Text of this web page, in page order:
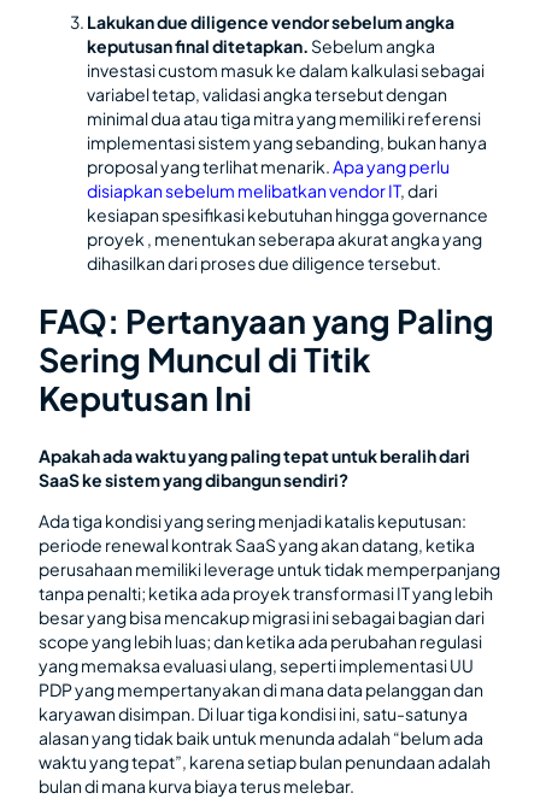
Lakukan due diligence vendor sebelum angka
keputusan final ditetapkan. Sebelum angka
investasi custom masuk ke dalam kalkulasi sebagai
variabel tetap, validasi angka tersebut dengan
minimal dua atau tiga mitra yang memiliki referensi
implementasi sistem yang sebanding, bukan hanya
proposal yang terlihat menarik.Apa yang perlu
disiapkan sebelum melibatkan vendor IT, dari
kesiapan spesifikasi kebutuhan hingga governance
proyek , menentukan seberapa akurat angka yang
dihasilkan dari proses due diligence tersebut.
FAQ: Pertanyaan yang Paling
Sering Muncul di Titik
Keputusan Ini
Apakah ada waktu yang paling tepat untuk beralih dari
SaaS ke sistem yang dibangun sendiri?
Ada tiga kondisi yang sering menjadi katalis keputusan:
periode renewal kontrak SaaS yang akan datang, ketika
perusahaan memiliki leverage untuk tidak memperpanjang
tanpa penalti; ketika ada proyek transformasi IT yang lebih
besar yang bisa mencakup migrasi ini sebagai bagian dari
scope yang lebih luas; dan ketika ada perubahan regulasi
yang memaksa evaluasi ulang, seperti implementasi UU
PDP yang mempertanyakan di mana data pelanggan dan
karyawan disimpan. Di luar tiga kondisi ini, satu-satunya
alasan yang tidak baik untuk menunda adalah “belum ada
waktu yang tepat”, karena setiap bulan penundaan adalah
bulan di mana kurva biaya terus melebar.